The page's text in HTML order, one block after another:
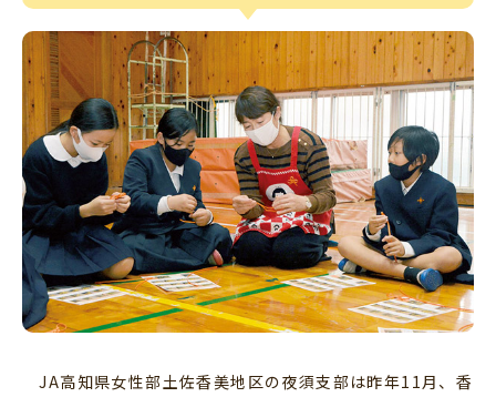
JA高知県女性部土佐香美地区の夜須支部は昨年11月、香